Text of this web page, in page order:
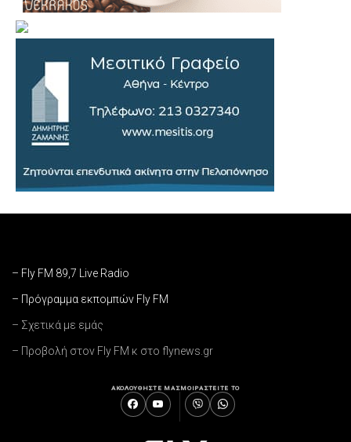
– Fly FM 89,7 Live Radio
– Πρόγραμμα εκπομπών Fly FM
– Σχετικά με εμάς
– Προβολή στον Fly FM κ στο flynews.gr
ΑΚΟΛΟΥΘΗΣΤΕ ΜΑΣΜΟΙΡΑΣΤΕΙΤΕ ΤΟ